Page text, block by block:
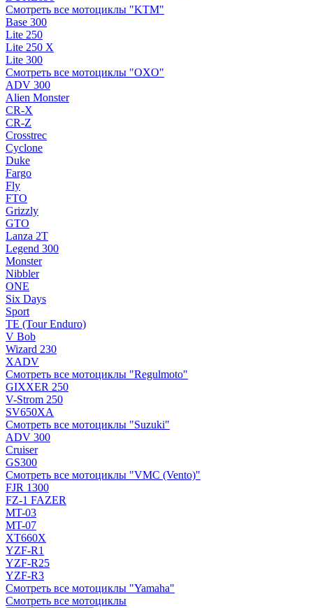
Смотреть все мотоциклы "KTM"
Base 300
Lite 250
Lite 250 X
Lite 300
Смотреть все мотоциклы "OXO"
ADV 300
Alien Monster
CR-X
CR-Z
Crosstrec
Cyclone
Duke
Fargo
Fly
FTO
Grizzly
GTO
Lanza 2T
Legend 300
Monster
Nibbler
ONE
Six Days
Sport
TE (Tour Enduro)
V Bob
Wizard 230
XADV
Смотреть все мотоциклы "Regulmoto"
GIXXER 250
V-Strom 250
SV650XA
Смотреть все мотоциклы "Suzuki"
ADV 300
Cruiser
GS300
Смотреть все мотоциклы "VMC (Vento)"
FJR 1300
FZ-1 FAZER
MT-03
MT-07
XT660X
YZF-R1
YZF-R25
YZF-R3
Смотреть все мотоциклы "Yamaha"
Смотреть все мотоциклы